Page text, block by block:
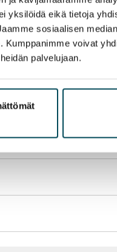
yksilöidä eikä tietoja
sosiaalisen
Kumppanimme voivat
palvelujaan.
50 M
etuhintaan
Telia.